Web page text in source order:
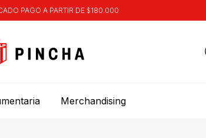
PAGO A PARTIR DE $180.000
Merchandising